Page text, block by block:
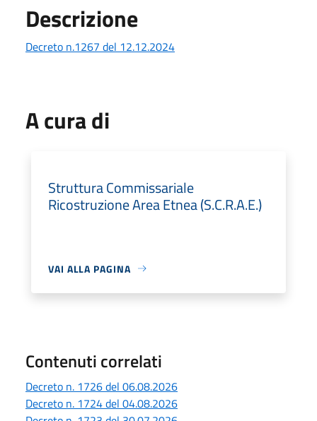
Descrizione
Decreto n.1267 del 12.12.2024
A cura di
Struttura Commissariale
Ricostruzione Area Etnea (S.C.R.A.E.)
VAI ALLA PAGINA
Contenuti correlati
Decreto n. 1726 del 06.08.2026
Decreto n. 1724 del 04.08.2026